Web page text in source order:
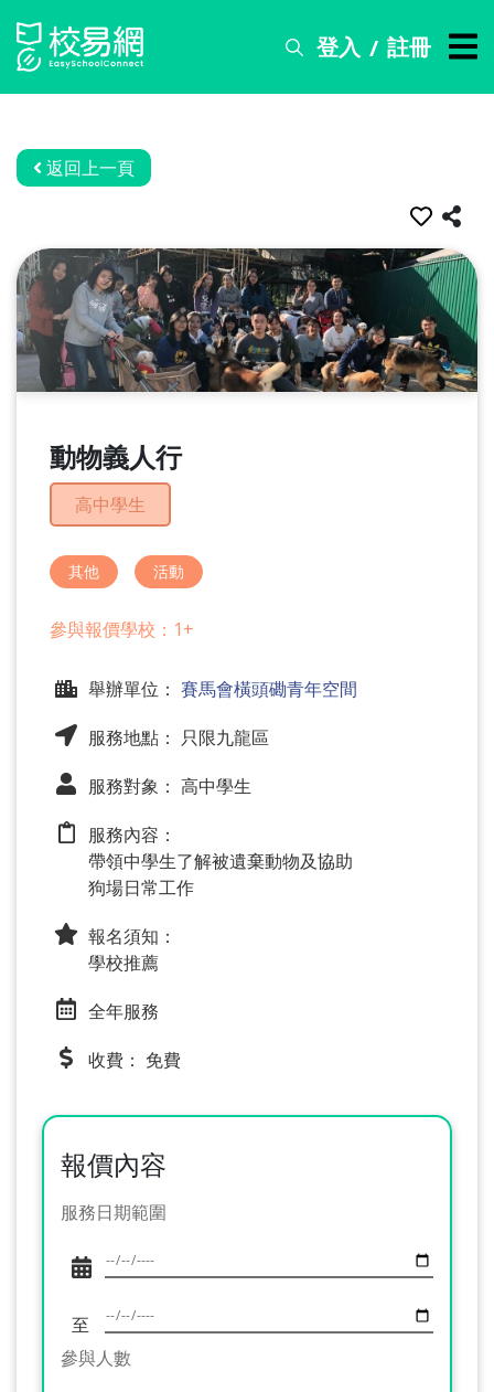
登入 / 註冊
搜
務
資
訊
關
於
我
返回上一頁
動物義人行
高中學生
其他 活動
參與報價學校：1+
舉辦單位： 賽馬會橫頭磡青年空間
服務地點： 只限九龍區
服務對象： 高中學生
服務內容：
帶領中學生了解被遺棄動物及協助
狗場日常工作
報名須知：
學校推薦
全年服務
收費： 免費
報價內容
服務日期範圍
至
參與人數